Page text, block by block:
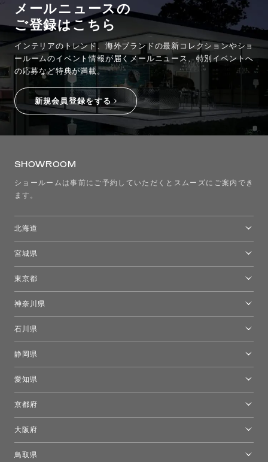
メールニュースの
ご登録はこちら
インテリアのトレンド、海外ブランドの最新コレクションやショ
ールームのイベント情報が届くメールニュース、特別イベントへ
の応募など特典が満載。
新規会員登録をする
SHOWROOM
ショールームは事前にご予約していただくとスムーズにご案内でき
ます。
北海道
宮城県
東京都
モーイ東京
キーブー東京
FLOS｜フロスデザインスペース青山
神奈川県
石川県
静岡県
愛知県
京都府
大阪府
鳥取県